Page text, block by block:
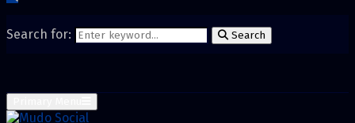
Search for: Search